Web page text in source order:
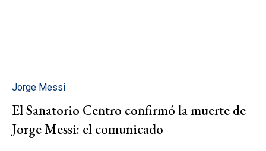
Jorge Messi
El Sanatorio Centro confirmó la muerte de
Jorge Messi: el comunicado